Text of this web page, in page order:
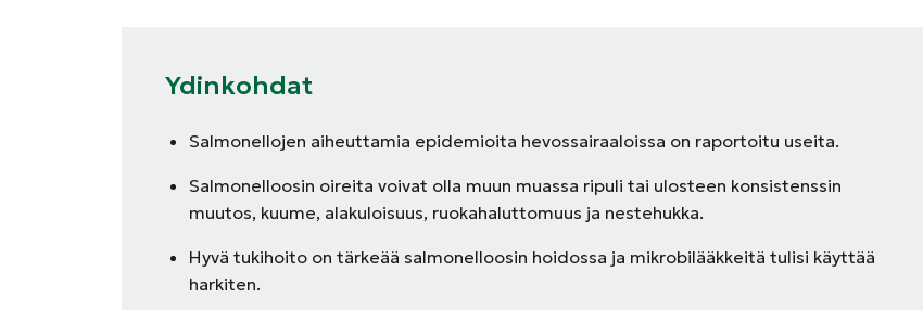
Ydinkohdat
Salmonellojen aiheuttamia epidemioita hevossairaaloissa on raportoitu useita.
Salmonelloosin oireita voivat olla muun muassa ripuli tai ulosteen konsistenssin
muutos, kuume, alakuloisuus, ruokahaluttomuus ja nestehukka.
Hyvä tukihoito on tärkeää salmonelloosin hoidossa ja mikrobilääkkeitä tulisi käyttää
harkiten.